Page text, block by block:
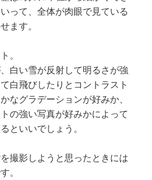
って、全体が肉眼で見ている
ます。
。
白い雪が反射して明るさが強
白飛びしたりとコントラスト
なグラデーションが好みか、
の強い写真が好みかによって
といいでしょう。
撮影しようと思ったときには
。